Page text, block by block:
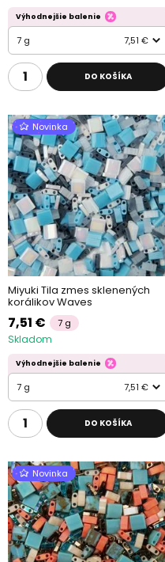
Výhodnejšie balenie
7 g 7,51 €
DO KOŠÍKA
Novinka
Miyuki Tila zmes sklenených
korálikov Waves
7,51 € 7 g
Skladom
Výhodnejšie balenie
7 g 7,51 €
DO KOŠÍKA
Novinka